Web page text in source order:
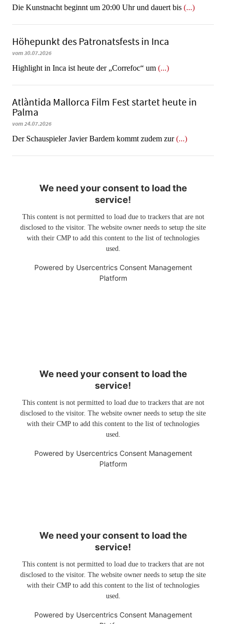
Die Kunstnacht beginnt um 20:00 Uhr und dauert bis (...)
Höhepunkt des Patronatsfests in Inca
vom 30.07.2026
Highlight in Inca ist heute der „Correfoc“ um (...)
Atlàntida Mallorca Film Fest startet heute in
Palma
vom 24.07.2026
Der Schauspieler Javier Bardem kommt zudem zur(...)
We need your consent to load the
service!
This content is not permitted to load due to trackers that are not
disclosed to the visitor. The website owner needs to setup the site
with their CMP to add this content to the list of technologies
used.
Powered by Usercentrics Consent Management
Platform
We need your consent to load the
service!
This content is not permitted to load due to trackers that are not
disclosed to the visitor. The website owner needs to setup the site
with their CMP to add this content to the list of technologies
used.
Powered by Usercentrics Consent Management
Platform
We need your consent to load the
service!
This content is not permitted to load due to trackers that are not
disclosed to the visitor. The website owner needs to setup the site
with their CMP to add this content to the list of technologies
used.
Powered by Usercentrics Consent Management